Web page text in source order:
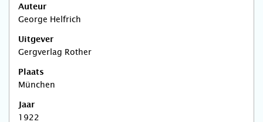
Auteur
George Helfrich
Uitgever
Gergverlag Rother
Plaats
München
Jaar
1922